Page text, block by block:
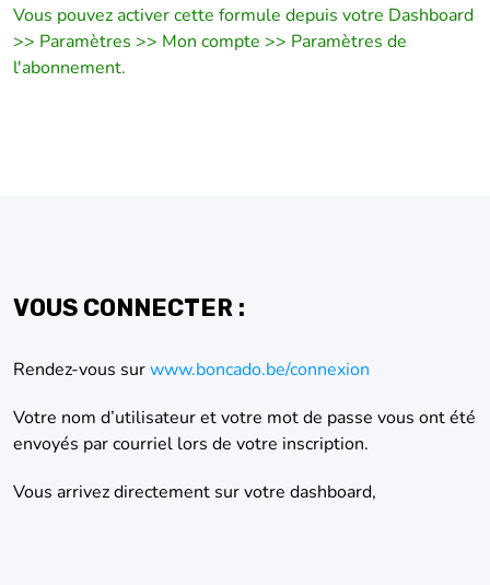
Vous pouvez activer cette formule depuis votre Dashboard
>> Paramètres >> Mon compte >> Paramètres de
l'abonnement.
VOUS CONNECTER :
Rendez-vous surwww.boncado.be/connexion
Votre nom d’utilisateur et votre mot de passe vous ont été
envoyés par courriel lors de votre inscription.
Vous arrivez directement sur votre dashboard,